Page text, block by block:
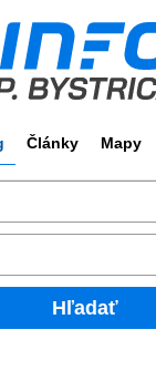
Články Mapy
Hľadať